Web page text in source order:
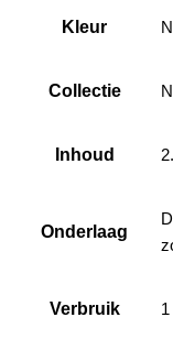
Kleur
Collectie
Inhoud
Onderlaag
Verbruik